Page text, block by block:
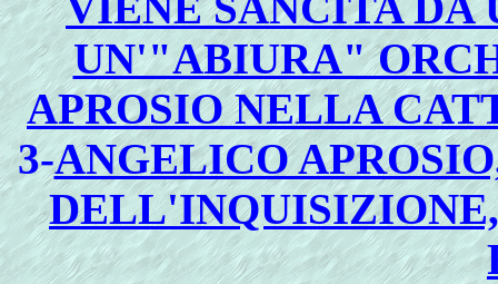
UN'"ABIURA"
APROSIO NELLA
3-ANGELICO